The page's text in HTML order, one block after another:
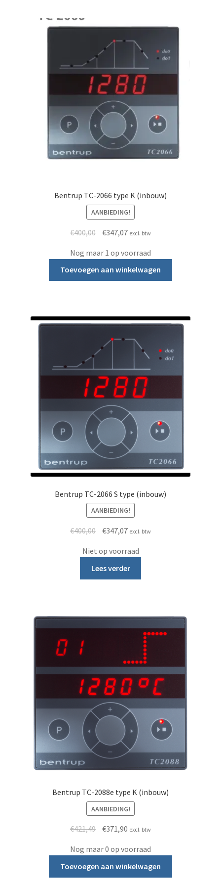
Informatie
Bentrup TC-2066 type K (inbouw)
AANBIEDING!
€400,00 Oorspronkelijke prijs was: €400,00.
€347,07Huidige prijs is: €347,07.
excl. btw
Nog maar 1 op voorraad
Toevoegen aan winkelwagen
Bentrup TC-2066 S type (inbouw)
AANBIEDING!
€400,00 Oorspronkelijke prijs was: €400,00.
€347,07Huidige prijs is: €347,07.
excl. btw
Niet op voorraad
Lees verder
Bentrup TC-2088e type K (inbouw)
AANBIEDING!
€421,49 Oorspronkelijke prijs was: €421,49.
€371,90Huidige prijs is: €371,90.
excl. btw
Nog maar 0 op voorraad
Toevoegen aan winkelwagen